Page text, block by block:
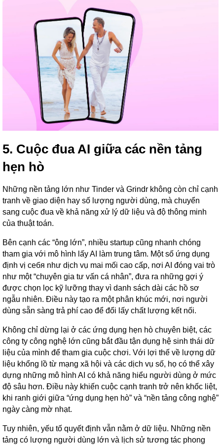
5. Cuộc đua AI giữa các nền tảng
hẹn hò
Những nền tảng lớn như Tinder và Grindr không còn chỉ cạnh
tranh về giao diện hay số lượng người dùng, mà chuyển
sang cuộc đua về khả năng xử lý dữ liệu và độ thông minh
của thuật toán.
Bên cạnh các “ông lớn”, nhiều startup cũng nhanh chóng
tham gia với mô hình lấy AI làm trung tâm. Một số ứng dụng
định vị себя như dịch vụ mai mối cao cấp, nơi AI đóng vai trò
như một “chuyên gia tư vấn cá nhân”, đưa ra những gợi ý
được chọn lọc kỹ lưỡng thay vì danh sách dài các hồ sơ
ngẫu nhiên. Điều này tạo ra một phân khúc mới, nơi người
dùng sẵn sàng trả phí cao để đổi lấy chất lượng kết nối.
Không chỉ dừng lại ở các ứng dụng hẹn hò chuyên biệt, các
công ty công nghệ lớn cũng bắt đầu tận dụng hệ sinh thái dữ
liệu của mình để tham gia cuộc chơi. Với lợi thế về lượng dữ
liệu khổng lồ từ mạng xã hội và các dịch vụ số, họ có thể xây
dựng những mô hình AI có khả năng hiểu người dùng ở mức
độ sâu hơn. Điều này khiến cuộc cạnh tranh trở nên khốc liệt,
khi ranh giới giữa “ứng dụng hẹn hò” và “nền tảng công nghệ”
ngày càng mờ nhạt.
Tuy nhiên, yếu tố quyết định vẫn nằm ở dữ liệu. Những nền
tảng có lượng người dùng lớn và lịch sử tương tác phong